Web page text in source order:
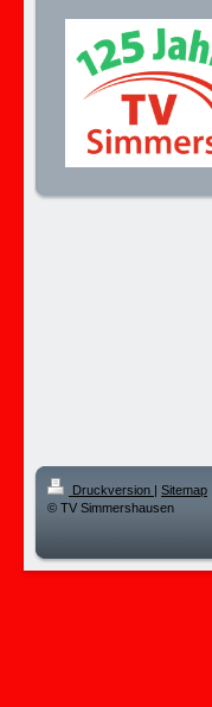
Druckversion | Sitemap
© TV Simmershausen